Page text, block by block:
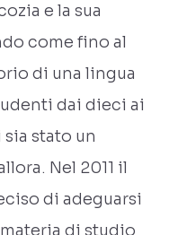
e la sua
come fino al
di una lingua
dai dieci ai
stato un
Nel 2011 il
di adeguarsi
di studio